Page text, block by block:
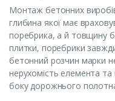
Монтаж бетонних
глибина якої має
поребрика, а й товщину
плитки, поребрики
бетонний розчин марки
нерухомість елемента та
боку дорожнього